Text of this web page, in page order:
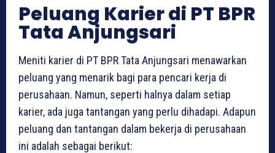
Peluang Karier di PT BPR
Tata Anjungsari
Meniti karier di PT BPR Tata Anjungsari menawarkan
peluang yang menarik bagi para pencari kerja di
perusahaan. Namun, seperti halnya dalam setiap
karier, ada juga tantangan yang perlu dihadapi. Adapun
peluang dan tantangan dalam bekerja di perusahaan
ini adalah sebagai berikut: